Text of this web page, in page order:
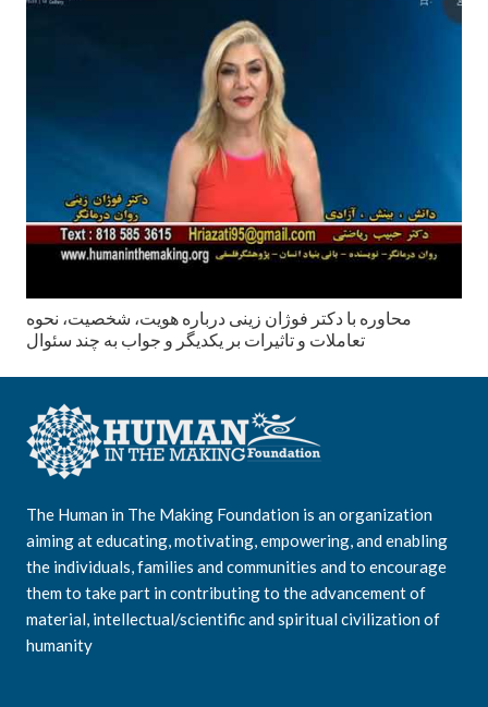
محاوره با دكتر فوژان زينى درباره هويت، شخصيت، نحوه
تعاملات و تاثيرات بر يكديگر و جواب به چند سئوال
The Human in The Making Foundation is an organization
aiming at educating, motivating, empowering, and enabling
the individuals, families and communities and to encourage
them to take part in contributing to the advancement of
material, intellectual/scientific and spiritual civilization of
humanity